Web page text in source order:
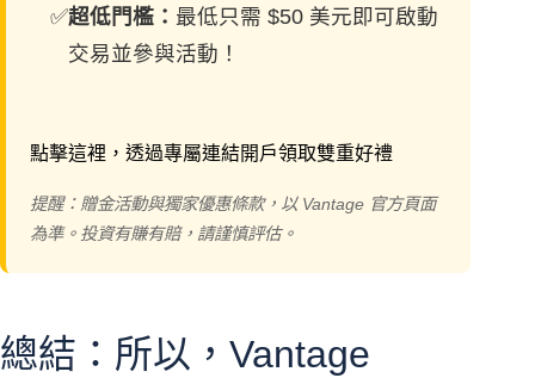
超低門檻： 最低只需 $50 美元即可啟動
交易並參與活動！
點擊這裡，透過專屬連結開戶領取雙重好禮
提醒：贈金活動與獨家優惠條款，以 Vantage 官方頁面
為準。投資有賺有賠，請謹慎評估。
總結：所以，Vantage